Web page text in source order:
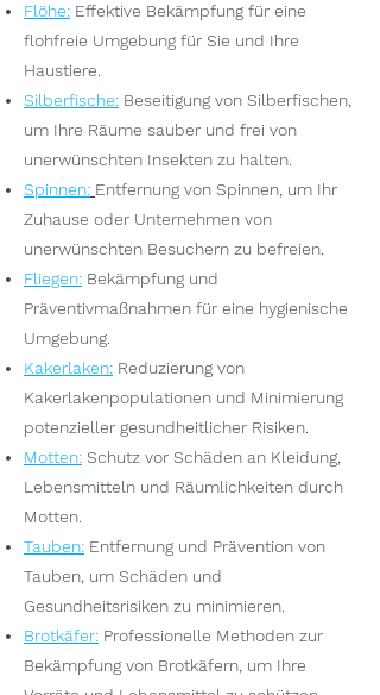
Flöhe: Effektive Bekämpfung für eine
flohfreie Umgebung für Sie und Ihre
Haustiere.
Silberfische: Beseitigung von Silberfischen,
um Ihre Räume sauber und frei von
unerwünschten Insekten zu halten.
Spinnen: Entfernung von Spinnen, um Ihr
Zuhause oder Unternehmen von
unerwünschten Besuchern zu befreien.
Fliegen: Bekämpfung und
Präventivmaßnahmen für eine hygienische
Umgebung.
Kakerlaken: Reduzierung von
Kakerlakenpopulationen und Minimierung
potenzieller gesundheitlicher Risiken.
Motten: Schutz vor Schäden an Kleidung,
Lebensmitteln und Räumlichkeiten durch
Motten.
Tauben: Entfernung und Prävention von
Tauben, um Schäden und
Gesundheitsrisiken zu minimieren.
Brotkäfer: Professionelle Methoden zur
Bekämpfung von Brotkäfern, um Ihre